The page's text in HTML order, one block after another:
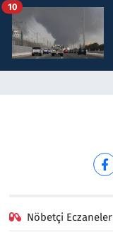
10
Nöbetçi Eczaneler